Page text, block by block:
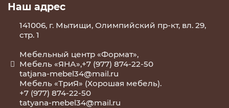
Наш адрес
141006, г. Мытищи, Олимпийский пр-кт, вл. 29,
стр. 1
Мебельный центр «Формат»,
Мебель «ЯНА»,+7 (977) 874-22-50
tatjana-mebel34@mail.ru
Мебель «ТриЯ» (Хорошая мебель).
+7 (977) 874-22-50
tatyana-mebel34@mail.ru